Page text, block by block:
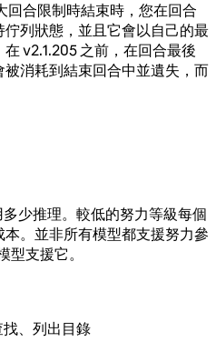
回合限制時結束時，您在回合
列狀態，並且它會以自己的最
v2.1.205 之前，在回合最後
消耗到結束回合中並遺失，而
少推理。較低的努力等級每個
。並非所有模型都支援努力參
型支援它。
、列出目錄